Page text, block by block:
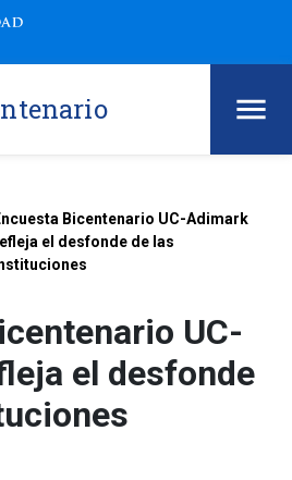
Bicentenario UC-Adimark
el desfonde de las
UC-
el desfonde